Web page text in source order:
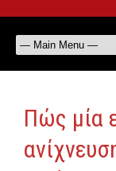
Πώς μία